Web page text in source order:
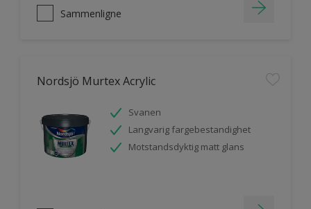
Sammenligne
Nordsjö Murtex Acrylic
Svanen
Langvarig fargebestandighet
Motstandsdyktig matt glans